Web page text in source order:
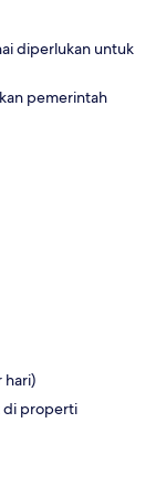
diperlukan untuk
pemerintah
hari)
di properti